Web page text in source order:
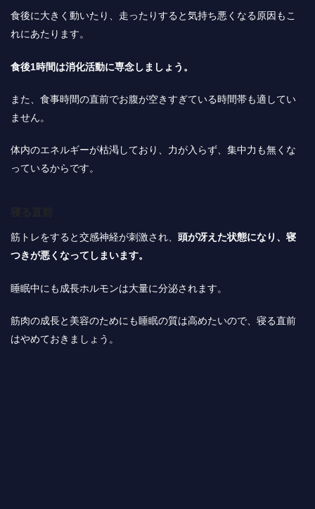
食後に大きく動いたり、走ったりすると気持ち悪くなる原因もこ
れにあたります。
食後1時間は消化活動に専念しましょう。
また、食事時間の直前でお腹が空きすぎている時間帯も適してい
ません。
体内のエネルギーが枯渇しており、力が入らず、集中力も無くな
っているからです。
筋トレをすると交感神経が刺激され、 頭が冴えた状態になり、寝
つきが悪くなってしまいます。
睡眠中にも成長ホルモンは大量に分泌されます。
筋肉の成長と美容のためにも睡眠の質は高めたいので、 寝る直前
はやめておきましょう 。